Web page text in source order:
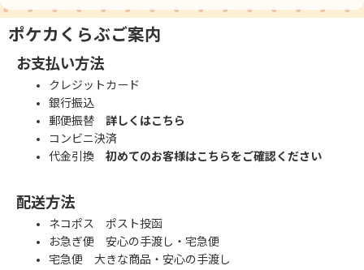
ポケカくらぶご案内
お支払い方法
クレジットカード
銀行振込
郵便振替 詳しくはこちら
コンビニ決済
代金引換 初めてのお客様はこちらをご確認ください
配送方法
ネコポス ポスト投函
お急ぎ便 安心の手渡し・宅急便
宅急便 大きな商品・安心の手渡し